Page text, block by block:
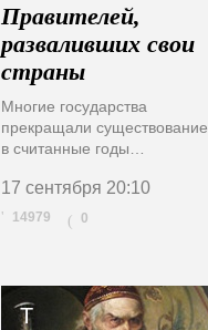
Правителей,
разваливших свои
страны
Многие государства
прекращали существование
в считанные годы…
17 сентября 20:10
14979 ( 0
Т